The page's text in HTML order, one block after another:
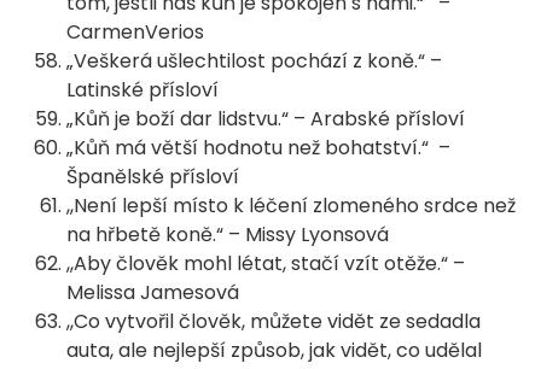
CarmenVerios
„Veškerá ušlechtilost pochází z koně.“ –
Latinské přísloví
„Kůň je boží dar lidstvu.“ – Arabské přísloví
„Kůň má větší hodnotu než bohatství.“ –
Španělské přísloví
,,Není lepší místo k léčení zlomeného srdce než
na hřbetě koně.“ – Missy Lyonsová
,,Aby člověk mohl létat, stačí vzít otěže.“ –
Melissa Jamesová
,,Co vytvořil člověk, můžete vidět ze sedadla
auta, ale nejlepší způsob, jak vidět, co udělal